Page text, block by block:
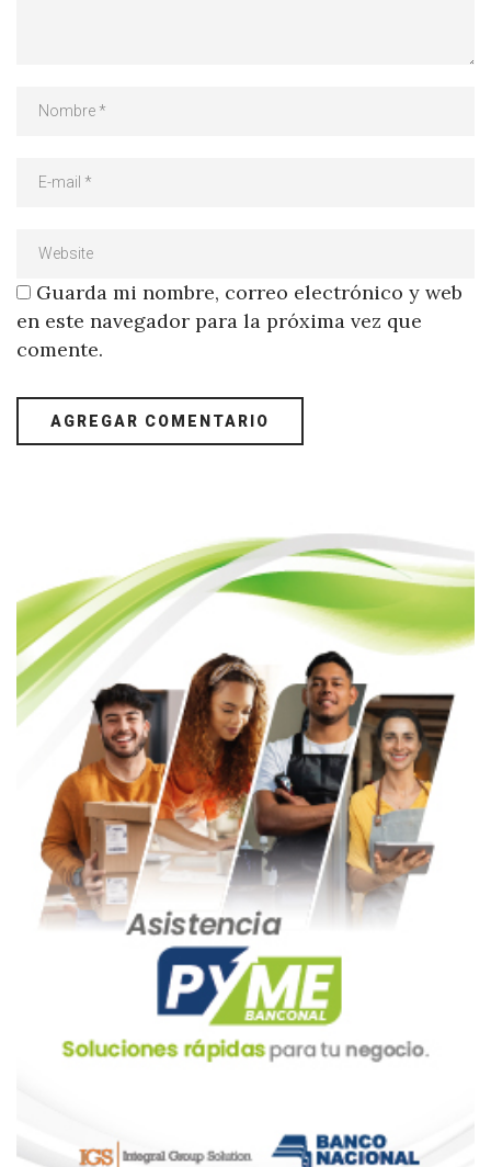
Guarda mi nombre, correo electrónico y web
en este navegador para la próxima vez que
comente.